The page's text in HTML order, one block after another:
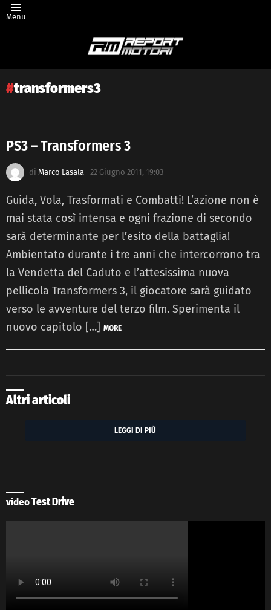
Menu
transformers3
Latest
story
PS3 – Transformers 3
di Marco Lasala 22 Giugno 2011, 19:03
Guida, Vola, Trasformati e Combatti! L’azione non è
mai stata così intensa e ogni frazione di secondo
sarà determinante per l’esito della battaglia!
Ambientato durante i tre anni che intercorrono tra
la Vendetta del Caduto e l’attesissima nuova
pellicola Transformers 3, il giocatore sarà guidato
verso le avventure del terzo film. Sperimenta il
nuovo capitolo […] MORE
Altri articoli
LEGGI DI PIÙ
videoTest Drive